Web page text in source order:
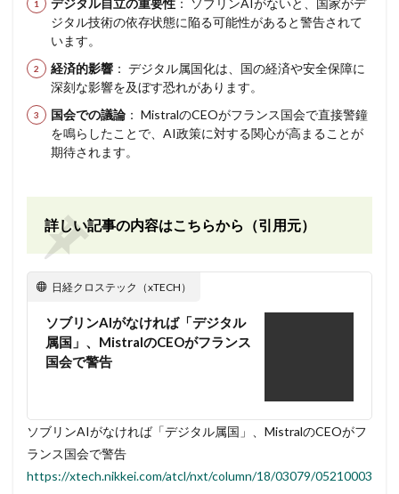
デジタル自立の重要性 ： ソブリンAIがないと、国家がデ
ジタル技術の依存状態に陥る可能性があると警告されて
います。
経済的影響 ： デジタル属国化は、国の経済や安全保障に
深刻な影響を及ぼす恐れがあります。
国会での議論 ： MistralのCEOがフランス国会で直接警鐘
を鳴らしたことで、AI政策に対する関心が高まることが
期待されます。
詳しい記事の内容はこちらから（引用元）
日経クロステック（xTECH）
ソブリンAIがなければ「デジタル
属国」、MistralのCEOがフランス
国会で警告
ソブリンAIがなければ「デジタル属国」、MistralのCEOがフ
ランス国会で警告
https://xtech.nikkei.com/atcl/nxt/column/18/03079/05210003